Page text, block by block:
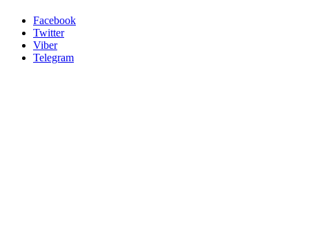
Facebook
Twitter
Viber
Telegram